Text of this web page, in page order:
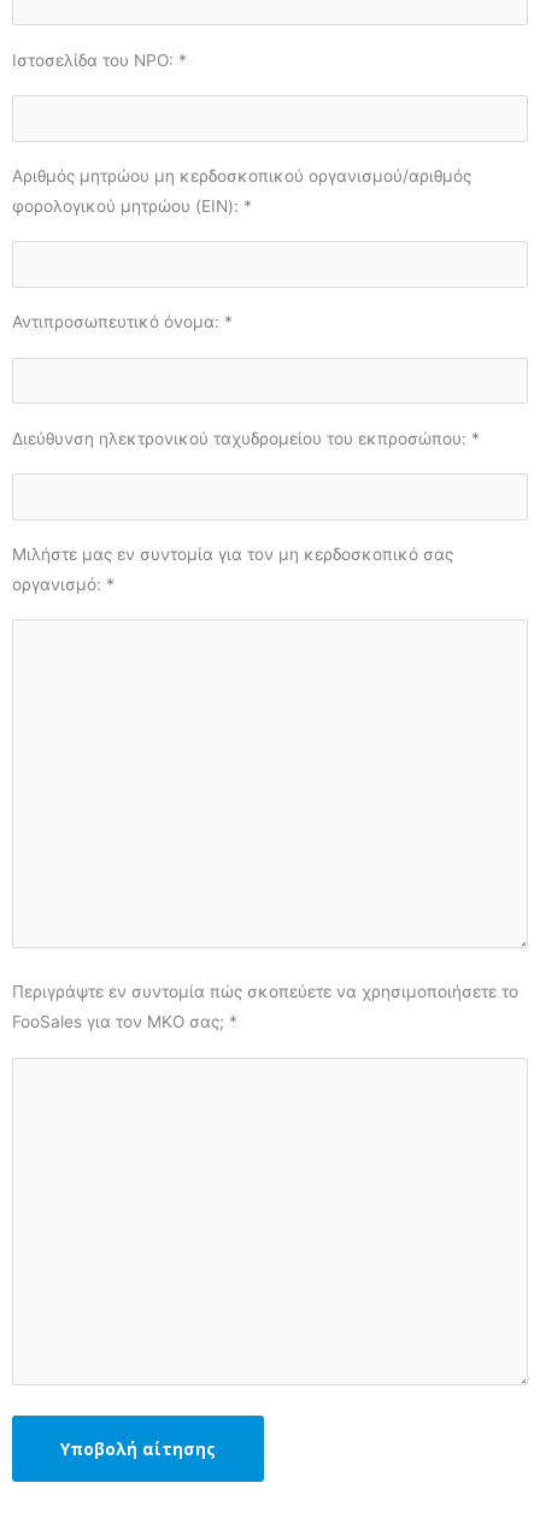
Ιστοσελίδα του NPO: *
Αριθμός μητρώου μη κερδοσκοπικού οργανισμού/αριθμός
φορολογικού μητρώου (EIN): *
Αντιπροσωπευτικό όνομα: *
Διεύθυνση ηλεκτρονικού ταχυδρομείου του εκπροσώπου: *
Μιλήστε μας εν συντομία για τον μη κερδοσκοπικό σας
οργανισμό: *
Περιγράψτε εν συντομία πώς σκοπεύετε να χρησιμοποιήσετε το
FooSales για τον ΜΚΟ σας; *